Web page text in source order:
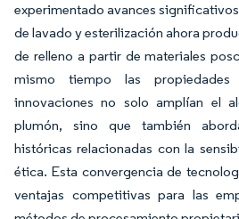
experimentado avances
de lavado y esterilización ahora
de relleno a partir de materiales
mismo tiempo las propiedades
innovaciones no solo amplían el
plumón, sino que también
históricas relacionadas con la
ética. Esta convergencia de
ventajas competitivas para las